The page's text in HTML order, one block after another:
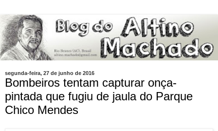
segunda-feira, 27 de junho de 2016
Bombeiros tentam capturar onça-
pintada que fugiu de jaula do Parque
Chico Mendes